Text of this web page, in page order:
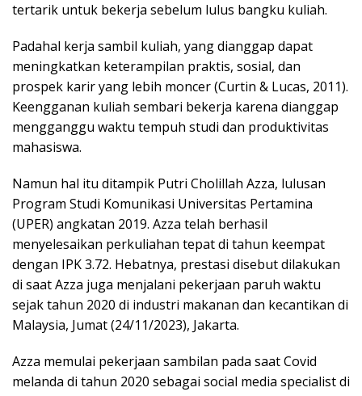
tertarik untuk bekerja sebelum lulus bangku kuliah.
Padahal kerja sambil kuliah, yang dianggap dapat
meningkatkan keterampilan praktis, sosial, dan
prospek karir yang lebih moncer (Curtin & Lucas, 2011).
Keengganan kuliah sembari bekerja karena dianggap
mengganggu waktu tempuh studi dan produktivitas
mahasiswa.
Namun hal itu ditampik Putri Cholillah Azza, lulusan
Program Studi Komunikasi Universitas Pertamina
(UPER) angkatan 2019. Azza telah berhasil
menyelesaikan perkuliahan tepat di tahun keempat
dengan IPK 3.72. Hebatnya, prestasi disebut dilakukan
di saat Azza juga menjalani pekerjaan paruh waktu
sejak tahun 2020 di industri makanan dan kecantikan di
Malaysia, Jumat (24/11/2023), Jakarta.
Azza memulai pekerjaan sambilan pada saat Covid
melanda di tahun 2020 sebagai social media specialist di